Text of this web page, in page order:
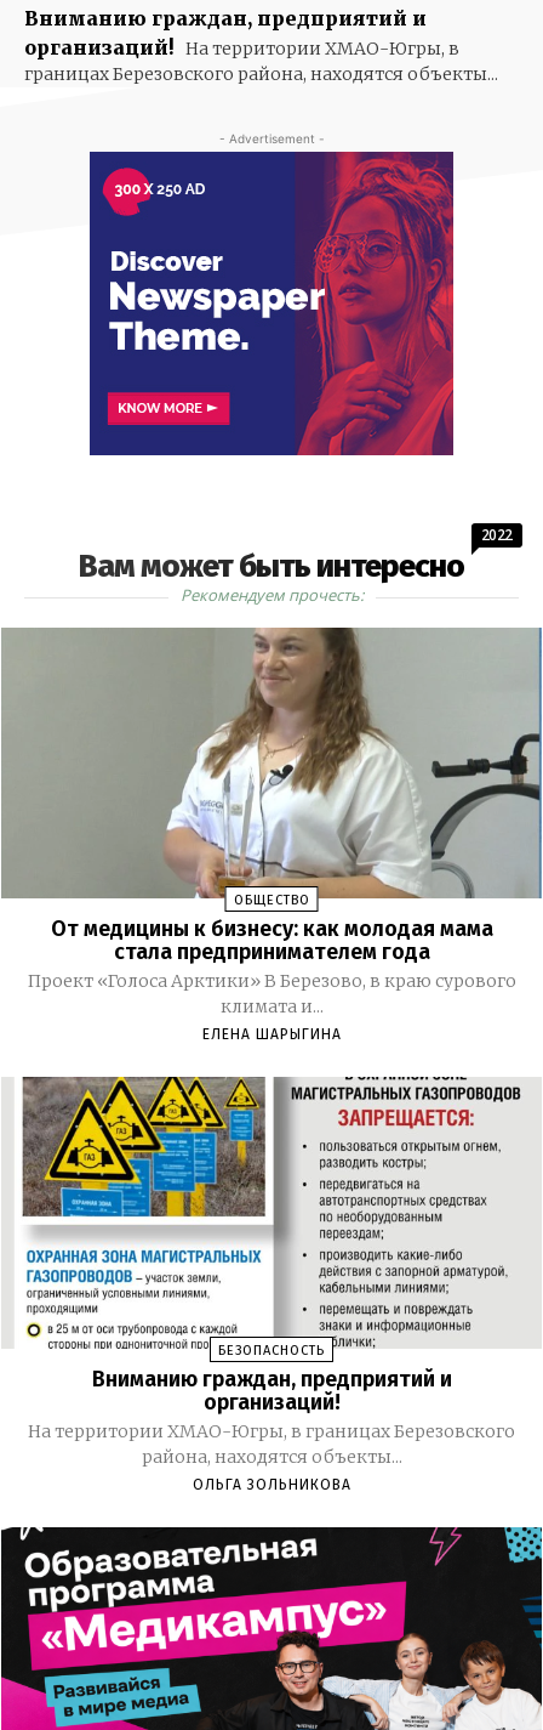
Вниманию граждан, предприятий и
организаций! На территории ХМАО-Югры, в
границах Березовского района, находятся объекты...
- Advertisement -
Вам может быть интересно
2022
Рекомендуем прочесть:
ОБЩЕСТВО
От медицины к бизнесу: как молодая мама
стала предпринимателем года
Проект «Голоса Арктики» В Березово, в краю сурового
климата и...
ЕЛЕНА ШАРЫГИНА
БЕЗОПАСНОСТЬ
Вниманию граждан, предприятий и
организаций!
На территории ХМАО-Югры, в границах Березовского
района, находятся объекты...
ОЛЬГА ЗОЛЬНИКОВА